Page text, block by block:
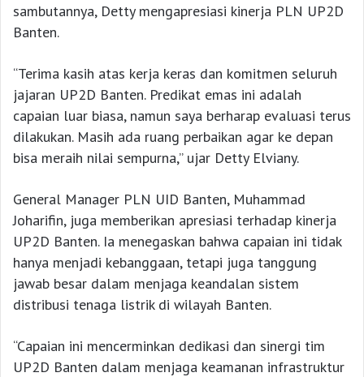
sambutannya, Detty mengapresiasi kinerja PLN UP2D
Banten.
“Terima kasih atas kerja keras dan komitmen seluruh
jajaran UP2D Banten. Predikat emas ini adalah
capaian luar biasa, namun saya berharap evaluasi terus
dilakukan. Masih ada ruang perbaikan agar ke depan
bisa meraih nilai sempurna,” ujar Detty Elviany.
General Manager PLN UID Banten, Muhammad
Joharifin, juga memberikan apresiasi terhadap kinerja
UP2D Banten. Ia menegaskan bahwa capaian ini tidak
hanya menjadi kebanggaan, tetapi juga tanggung
jawab besar dalam menjaga keandalan sistem
distribusi tenaga listrik di wilayah Banten.
“Capaian ini mencerminkan dedikasi dan sinergi tim
UP2D Banten dalam menjaga keamanan infrastruktur